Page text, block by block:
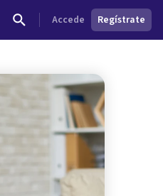
Accede Regístrate